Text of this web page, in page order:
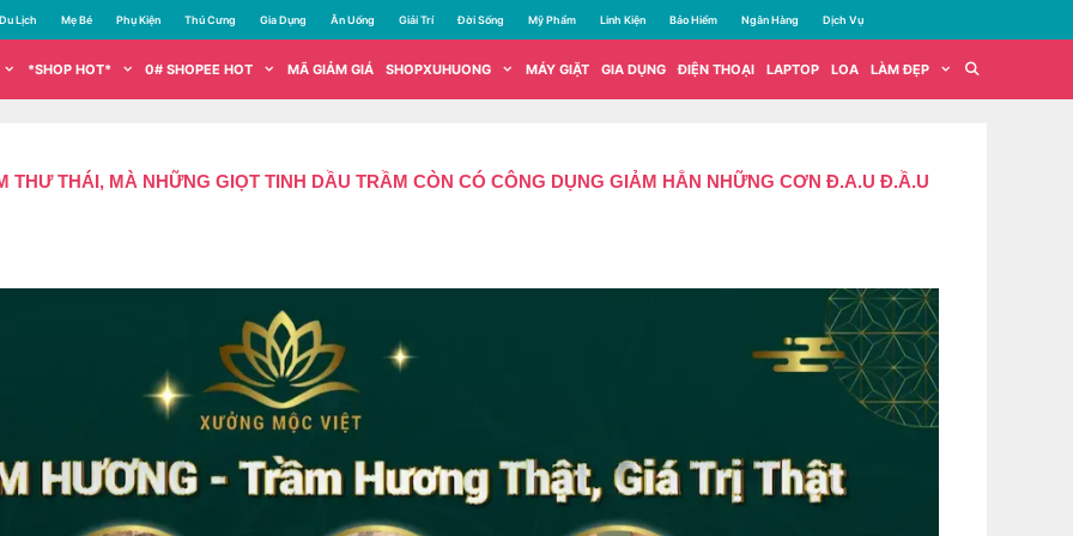
Du Lịch Mẹ Bé Phụ Kiện Thú Cưng Gia Dụng Ăn Uống Giải Trí Đời Sống Mỹ Phẩm Linh Kiện Bảo Hiểm Ngân Hàng Dịch Vụ
*SHOP HOT* 0# SHOPEE HOT MÃ GIẢM GIÁ SHOPXUHUONG MÁY GIẶT GIA DỤNG ĐIỆN THOẠI LAPTOP LOA LÀM ĐẸP
THÁI, MÀ NHỮNG GIỌT TINH DẦU TRẦM CÒN CÓ CÔNG DỤNG GIẢM HẲN NHỮNG CƠN Đ.A.U Đ.Ầ.U